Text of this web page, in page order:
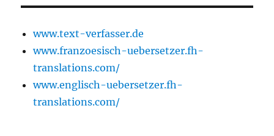
www.text-verfasser.de
www.franzoesisch-uebersetzer.fh-
translations.com/
www.englisch-uebersetzer.fh-
translations.com/